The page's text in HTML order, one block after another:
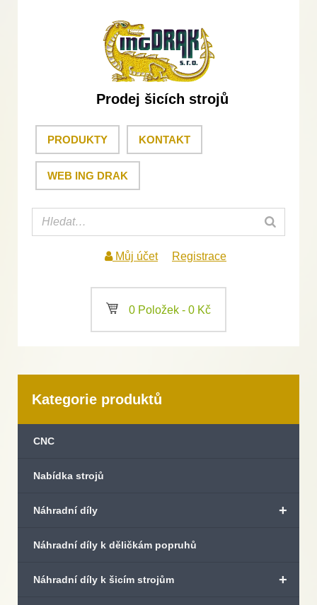
Prodej šicích strojů
PRODUKTY KONTAKT
WEB ING DRAK
Můj účet Registrace
a 0 Položek - 0 Kč
Kategorie produktů
CNC
Nabídka strojů
+
Náhradní díly
Náhradní díly k děličkám popruhů
+
Náhradní díly k šicím strojům